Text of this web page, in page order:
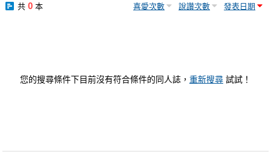
共 0本 喜愛次數 說讚次數 發表日期
您的搜尋條件下目前沒有符合條件的同人誌， 重新搜尋 試試！